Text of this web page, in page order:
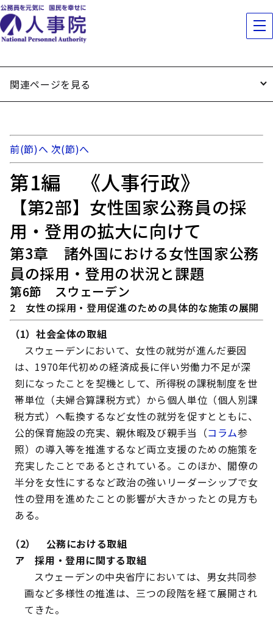
関連ページを見る
前(節)へ 次(節)へ
第1編 《人事行政》
【第2部】女性国家公務員の採
用・登用の拡大に向けて
第3章 諸外国における女性国家公務
員の採用・登用の状況と課題
第6節 スウェーデン
2 女性の採用・登用促進のための具体的な施策の展開
（1）社会全体の取組
スウェーデンにおいて、女性の就労が進んだ要因
は、1970年代初めの経済成長に伴い労働力不足が深
刻になったことを契機として、所得税の課税制度を世
帯単位（夫婦合算課税方式）から個人単位（個人別課
税方式）へ転換するなど女性の就労を促すとともに、
公的保育施設の充実、親休暇及び親手当（コラム参
照）の導入等を推進するなど両立支援のための施策を
充実したことであるとされている。このほか、閣僚の
半分を女性にするなど政治の強いリーダーシップで女
性の登用を進めたことの影響が大きかったとの見方も
ある。
（2） 公務における取組
ア 採用・登用に関する取組
スウェーデンの中央省庁においては、男女共同参
画など多様性の推進は、三つの段階を経て展開され
てきた。